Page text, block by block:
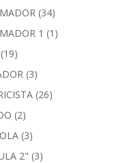
(34)
1 (1)
(19)
(3)
(26)
(2)
(3)
2" (3)